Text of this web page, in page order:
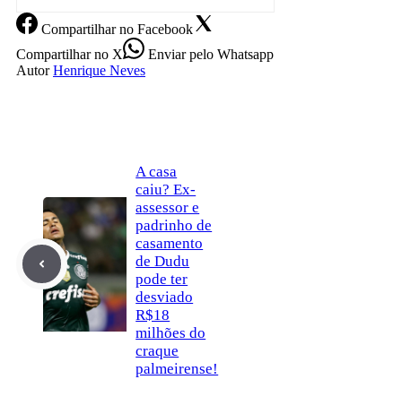
Compartilharno Facebook
Compartilharno X Enviarpelo Whatsapp
Autor Henrique Neves
A casa
caiu? Ex-
assessor e
padrinho de
casamento
de Dudu
pode ter
desviado
R$18
milhões do
craque
palmeirense!